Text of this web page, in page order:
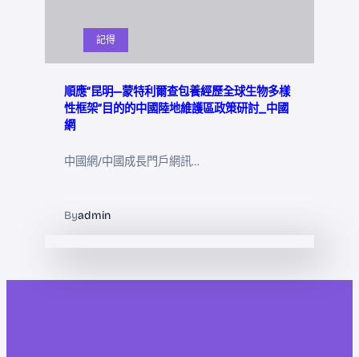
記得
順應“昆明—蒙特利爾查包養經歷全球生物多樣
性框架”目的的中國陸地維護區政策研討_中國
網
中國網/中國成長門戶網訊…
Byadmin